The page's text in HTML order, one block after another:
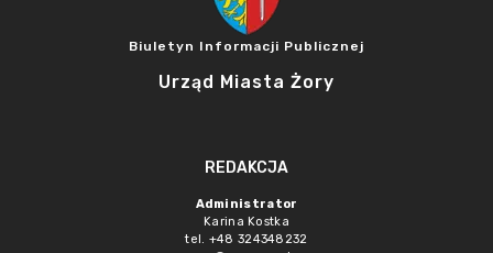
Biuletyn Informacji Publicznej
Urząd Miasta Żory
REDAKCJA
Administrator
Karina Kostka
tel. +48 324348232